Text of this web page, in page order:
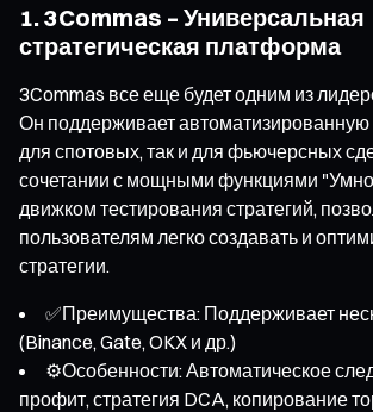
1. 3Commas – Универсальная
стратегическая платформа
3Commas все еще будет одним из
Он поддерживает автоматизированную
для спотовых, так и для фьючерсных
сочетании с мощными функциями
движком тестирования стратегий,
пользователям легко создавать и
стратегии.
✅Преимущества: Поддерживает
(Binance, Gate, OKX и др.)
⚙️Особенности: Автоматическое
профит, стратегия DCA, копирование